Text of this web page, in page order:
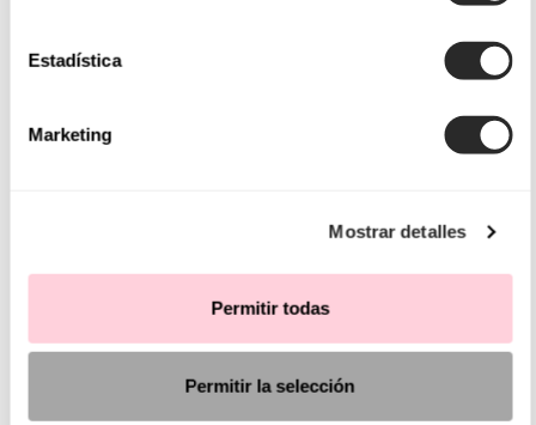
Estadística
Marketing
Mostrar detalles
Permitir todas
Permitir la selección